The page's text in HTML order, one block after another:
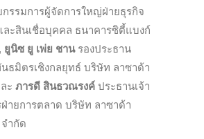
กรรมการผู้จัดการใหญ่ฝ่ายธุรกิจ
ละสินเชื่อบุคคล ธนาคารซิตี้แบงก์
ยูนิซ ยู เพ่ย ชาน รองประธาน
ธมิตรเชิงกลยุทธ์ บริษัท ลาซาด้า
ะ ภารดี สินธวณรงค์ ประธานเจ้า
ายการตลาด บริษัท ลาซาด้า
ำกัด